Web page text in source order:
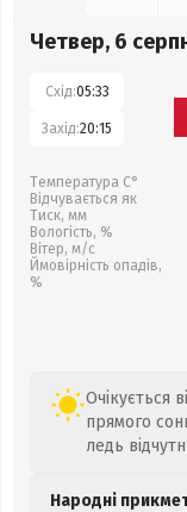
Четвер, 6
Схід:05:33
Захід:20:15
Температура С°
Відчувається як
Тиск, мм
Вологість, %
Вітер, м/с
Ймовірність опадів,
%
Очікується
прямого
ледь
Народні